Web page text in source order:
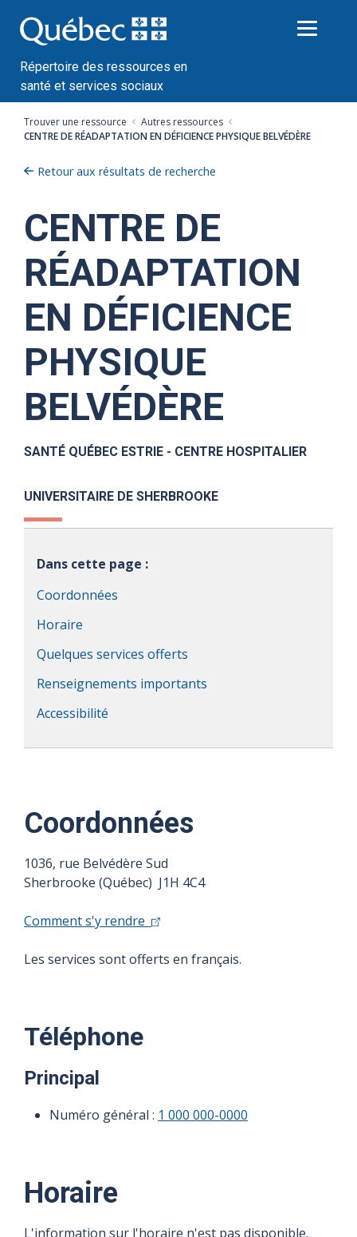
au
contenu
Répertoire des ressources en
santé et services sociaux
Trouver une ressource
Autres ressources
CENTRE DE RÉADAPTATION EN DÉFICIENCE PHYSIQUE BELVÉDÈRE
Retour aux résultats de recherche
CENTRE DE
RÉADAPTATION
EN DÉFICIENCE
PHYSIQUE
BELVÉDÈRE
SANTÉ QUÉBEC ESTRIE - CENTRE HOSPITALIER
UNIVERSITAIRE DE SHERBROOKE
Dans cette page :
Coordonnées
Horaire
Quelques services offerts
Renseignements importants
Accessibilité
Coordonnées
1036, rue Belvédère Sud
Sherbrooke (Québec) J1H 4C4
Comment s'y rendre
Les services sont offerts en français.
Téléphone
Principal
Numéro général : 1 000 000-0000
Horaire
L'information sur l'horaire n'est pas disponible.